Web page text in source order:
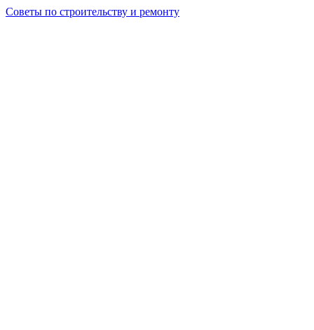
Советы по строительству и ремонту